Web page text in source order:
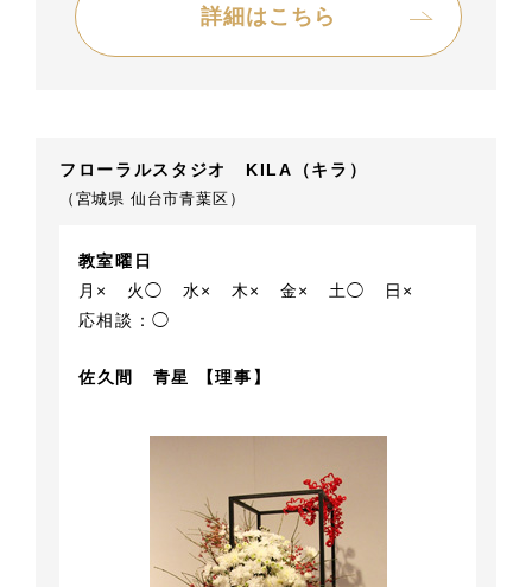
詳細はこちら
フローラルスタジオ KILA（キラ）
（宮城県 仙台市青葉区）
教室曜日
月×
火◯ 水× 木× 金× 土◯
日×
応相談：◯
佐久間 青星 【理事】